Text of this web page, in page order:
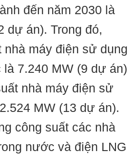
đến năm 2030 là
dự án). Trong đó,
nhà máy điện sử dụng
7.240 MW (9 dự án)
nhà máy điện sử
MW (13 dự án).
công suất các nhà
nước và điện LNG